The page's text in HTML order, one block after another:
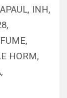
INH,
HORM,